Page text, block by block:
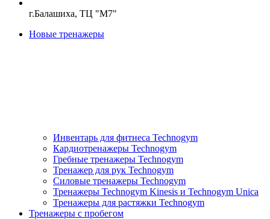
г.Балашиха, ТЦ "М7"
Новые тренажеры
Инвентарь для фитнеса Technogym
Кардиотренажеры Technogym
Гребные тренажеры Technogym
Тренажер для рук Technogym
Силовые тренажеры Technogym
Тренажеры Technogym Kinesis и Technogym Unica
Тренажеры для растяжки Technogym
Тренажеры с пробегом